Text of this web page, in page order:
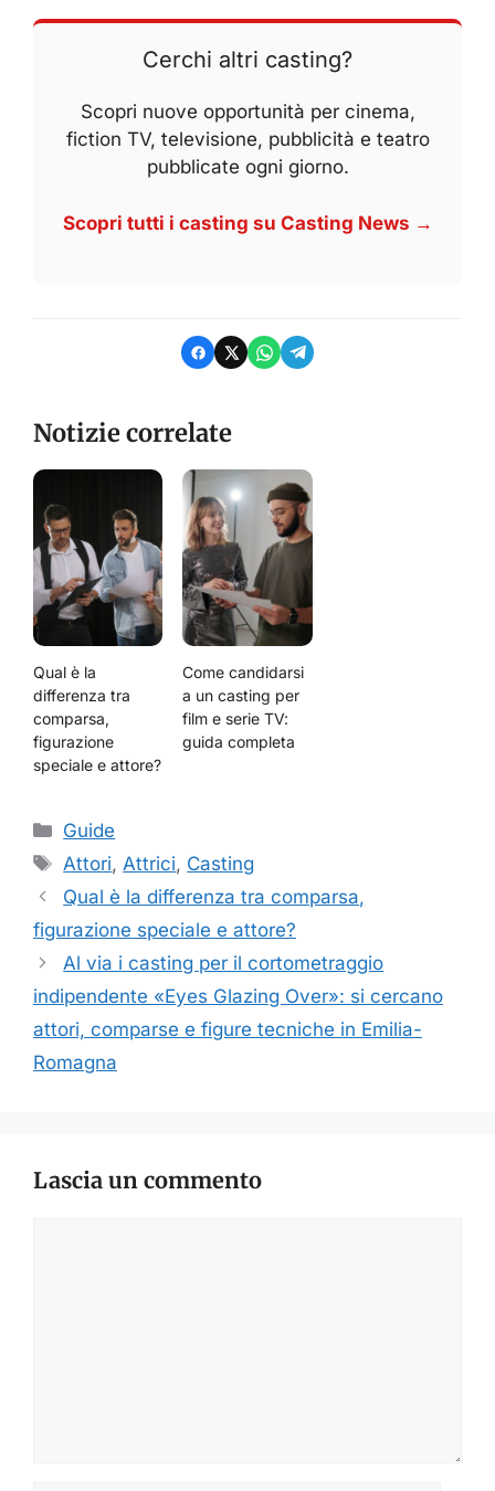
Cerchi altri casting?
Scopri nuove opportunità per cinema,
fiction TV, televisione, pubblicità e teatro
pubblicate ogni giorno.
Scopri tutti i casting su Casting News →
Notizie correlate
Qual è la
differenza tra
comparsa,
figurazione
speciale e attore?
Come candidarsi
a un casting per
film e serie TV:
guida completa
Categorie
Guide
Tag
Attori,Attrici, Casting
Qual è la differenza tra comparsa,
figurazione speciale e attore?
Al via i casting per il cortometraggio
indipendente «Eyes Glazing Over»: si cercano
attori, comparse e figure tecniche in Emilia-
Romagna
Lascia un commento